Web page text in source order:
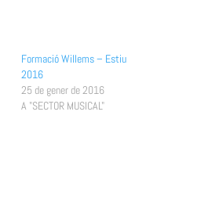
Formació Willems – Estiu
2016
25 de gener de 2016
A "SECTOR MUSICAL"